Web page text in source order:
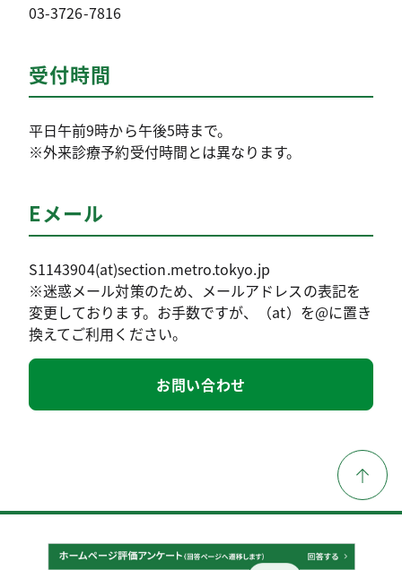
03-3726-7816
受付時間
平日午前9時から午後5時まで。
※外来診療予約受付時間とは異なります。
Eメール
S1143904(at)section.metro.tokyo.jp
※迷惑メール対策のため、メールアドレスの表記を
変更しております。お手数ですが、（at）を@に置き
換えてご利用ください。
お問い合わせ